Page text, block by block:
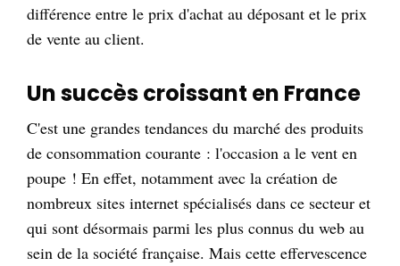
différence entre le prix d'achat au déposant et le prix
de vente au client.
Un succès croissant en France
C'est une grandes tendances du marché des produits
de consommation courante : l'occasion a le vent en
poupe ! En effet, notamment avec la création de
nombreux sites internet spécialisés dans ce secteur et
qui sont désormais parmi les plus connus du web au
sein de la société française. Mais cette effervescence